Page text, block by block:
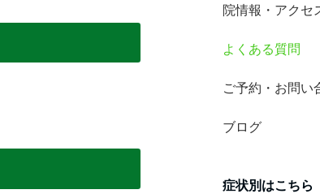
院情報・アクセ
よくある質問
ご予約・お問い
ブログ
症状別はこちら